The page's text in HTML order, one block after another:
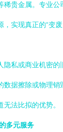
稀贵金属。专业
实现真正的“变
隐私或商业机密
数据擦除或物理销
法比拟的优势。
多元服务